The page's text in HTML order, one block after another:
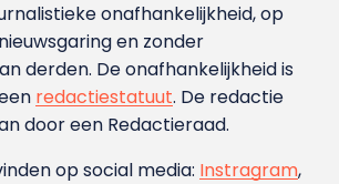
onafhankelijkheid, op
en zonder
derden. De onafhankelijkheid is
redactiestatuut. De redactie
door een Redactieraad.
op social media: Instragram,